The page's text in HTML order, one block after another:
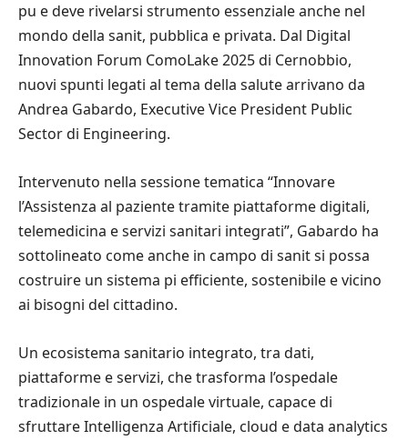
pu e deve rivelarsi strumento essenziale anche nel
mondo della sanit, pubblica e privata. Dal Digital
Innovation Forum ComoLake 2025 di Cernobbio,
nuovi spunti legati al tema della salute arrivano da
Andrea Gabardo, Executive Vice President Public
Sector di Engineering.
Intervenuto nella sessione tematica “Innovare
l’Assistenza al paziente tramite piattaforme digitali,
telemedicina e servizi sanitari integrati”, Gabardo ha
sottolineato come anche in campo di sanit si possa
costruire un sistema pi efficiente, sostenibile e vicino
ai bisogni del cittadino.
Un ecosistema sanitario integrato, tra dati,
piattaforme e servizi, che trasforma l’ospedale
tradizionale in un ospedale virtuale, capace di
sfruttare Intelligenza Artificiale, cloud e data analytics